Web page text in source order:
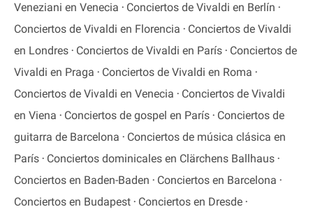
Veneziani en Venecia
Conciertos de Vivaldi en Berlín
Conciertos de Vivaldi en Florencia
Conciertos de Vivaldi
en Londres
Conciertos de Vivaldi en París
Conciertos de
Vivaldi en Praga
Conciertos de Vivaldi en Roma
Conciertos de Vivaldi en Venecia
Conciertos de Vivaldi
en Viena
Conciertos de gospel en París
Conciertos de
guitarra de Barcelona
Conciertos de música clásica en
París
Conciertos dominicales en Clärchens Ballhaus
Conciertos en Baden-Baden
Conciertos en Barcelona
Conciertos en Budapest
Conciertos en Dresde